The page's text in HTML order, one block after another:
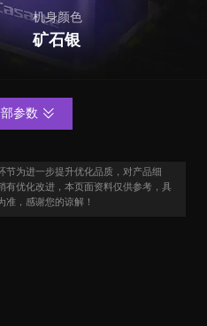
机身颜色
矿石银
节为进一步提升优化品质，对产品细
有优化改进，本页面资料仅供参考，具
准，感谢您的谅解！
参数